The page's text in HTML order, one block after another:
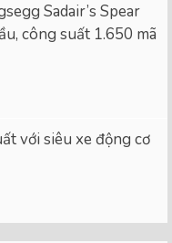
Sadair’s Spear
công suất 1.650 mã
với siêu xe động cơ